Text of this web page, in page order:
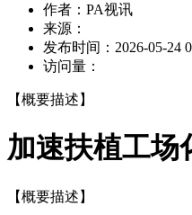
作者：PA视讯
来源：
发布时间： 2026-05-24
访问量：
【概要描述】
加速扶植工场
【概要描述】